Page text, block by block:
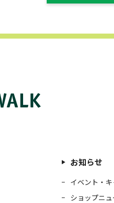
お知らせ
イベント・
ショップニュ